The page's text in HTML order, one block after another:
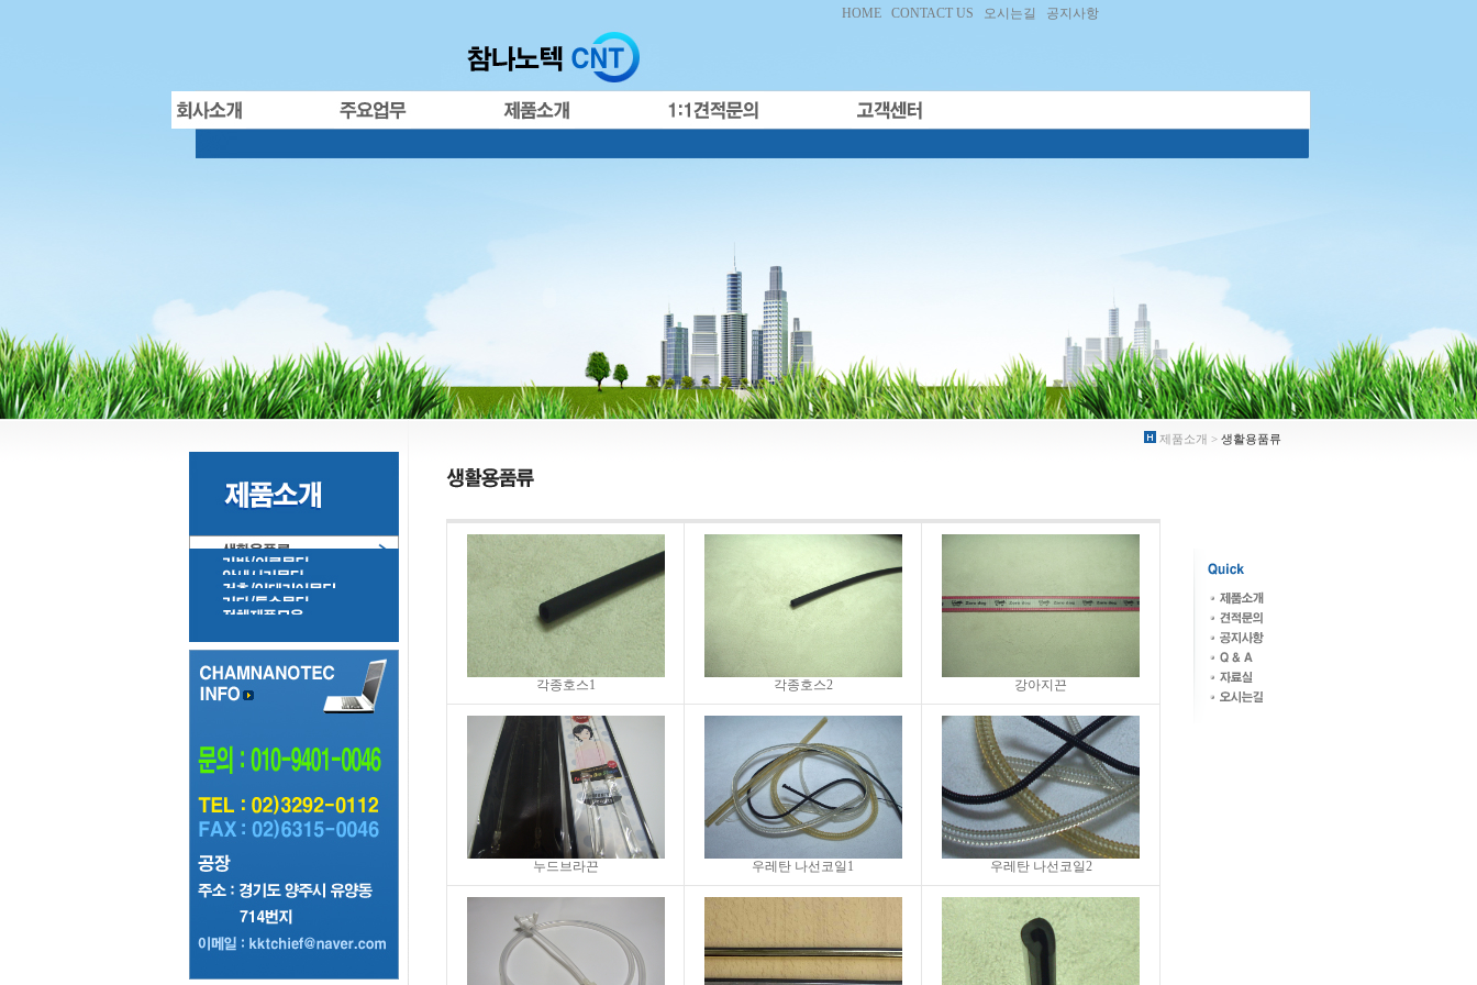
HOME CONTACT US 오시는길 공지사항
제품소개 > 생활용품류
각종호스1 각종호스2 강아지끈
누드브라끈 우레탄 나선코일1 우레탄 나선코일2